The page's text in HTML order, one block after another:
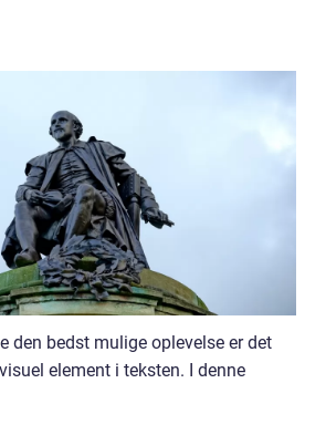
den bedst mulige oplevelse er det
element i teksten. I denne